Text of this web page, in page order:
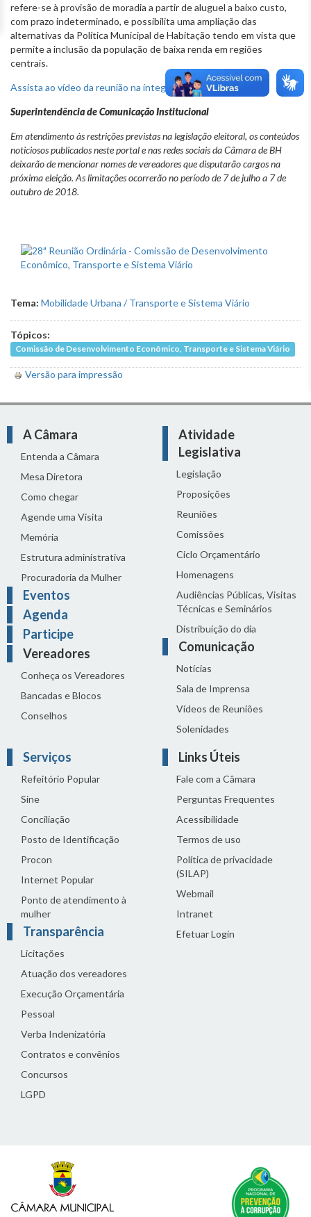
refere-se à provisão de moradia a partir de aluguel a baixo custo,
com prazo indeterminado, e possibilita uma ampliação das
alternativas da Política Municipal de Habitação tendo em vista que
permite a inclusão da população de baixa renda em regiões
centrais.
Assista ao vídeo da reunião na íntegra.
Superintendência de Comunicação Institucional
Em atendimento às restrições previstas na legislação eleitoral, os conteúdos
noticiosos publicados neste portal e nas redes sociais da Câmara de BH
deixarão de mencionar nomes de vereadores que disputarão cargos na
próxima eleição. As limitações ocorrerão no período de 7 de julho a 7 de
outubro de 2018.
Tema: Mobilidade Urbana / Transporte e Sistema Viário
Tópicos:
Comissão de Desenvolvimento Econômico, Transporte e Sistema Viário
Versão para impressão
A Câmara
Entenda a Câmara
Mesa Diretora
Como chegar
Agende uma Visita
Memória
Estrutura administrativa
Procuradoria da Mulher
Eventos
Agenda
Participe
Vereadores
Conheça os Vereadores
Bancadas e Blocos
Conselhos
Atividade
Legislativa
Legislação
Proposições
Reuniões
Comissões
Ciclo Orçamentário
Homenagens
Audiências Públicas, Visitas
Técnicas e Seminários
Distribuição do dia
Comunicação
Notícias
Sala de Imprensa
Vídeos de Reuniões
Solenidades
Serviços
Refeitório Popular
Sine
Conciliação
Posto de Identificação
Procon
Internet Popular
Ponto de atendimento à
mulher
Transparência
Licitações
Atuação dos vereadores
Execução Orçamentária
Pessoal
Verba Indenizatória
Contratos e convênios
Concursos
LGPD
Links Úteis
Fale com a Câmara
Perguntas Frequentes
Acessibilidade
Termos de uso
Política de privacidade
(SILAP)
Webmail
Intranet
Efetuar Login